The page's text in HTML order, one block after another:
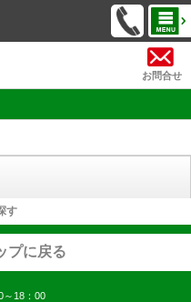
お問合せ
す
プに戻る
～18：00